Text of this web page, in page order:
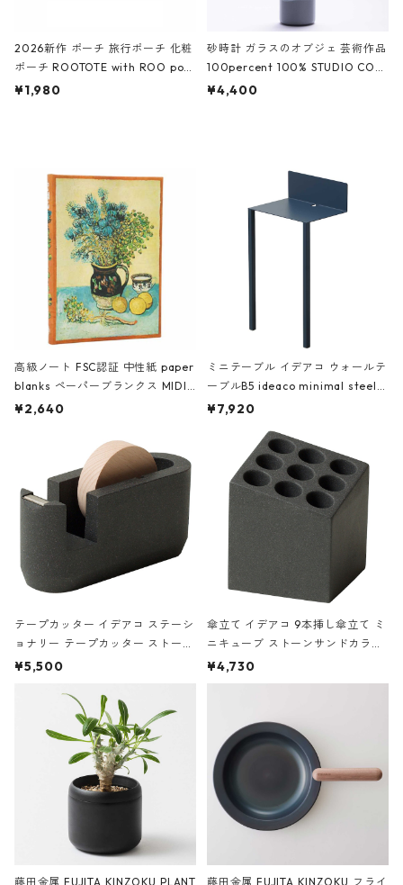
2026新作 ポーチ 旅行ポーチ 化粧
ポーチ ROOTOTE with ROO pou
ch 3532 ルートート WR.ポーチ.ラ
¥1,980
砂時計 ガラスのオブジェ 芸術作品
100percent 100% STUDIO COH
AKU Timeless 100パーセント ス
¥4,400
高級ノート FSC認証 中性紙 paper
blanks ペーパーブランクス MIDI
ハードカバー 罫線 ヴァン・ゴッホ
¥2,640
ミニテーブル イデアコ ウォールテ
ーブルB5 ideaco minimal steel f
urniture WALL Table B5 ネイビー
¥7,920
テープカッター イデアコ ステーシ
ョナリー テープカッター ストーン
サンドカラー 石調 ideaco Station
¥5,500
傘立て イデアコ 9本挿し傘立て ミ
ニキューブ ストーンサンドカラー
石調 ideaco Umbrella Stand CUB
E ストーンサンドブラック
¥4,730
藤田金属 FUJITA KINZOKU PLANT
藤田金属 FUJITA KINZOKU フライ